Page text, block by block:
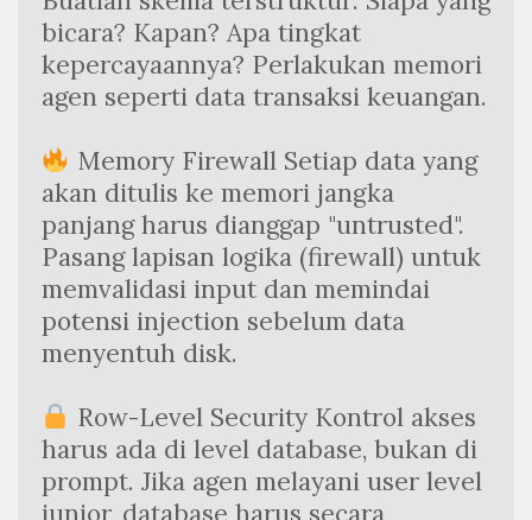
bicara? Kapan? Apa tingkat
kepercayaannya? Perlakukan memori
agen seperti data transaksi keuangan.
Memory Firewall Setiap data yang
akan ditulis ke memori jangka
panjang harus dianggap "untrusted".
Pasang lapisan logika (firewall) untuk
memvalidasi input dan memindai
potensi injection sebelum data
menyentuh disk.
Row-Level Security Kontrol akses
harus ada di level database, bukan di
prompt. Jika agen melayani user level
junior, database harus secara